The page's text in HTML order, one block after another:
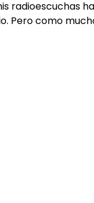
radioescuchas
Pero como